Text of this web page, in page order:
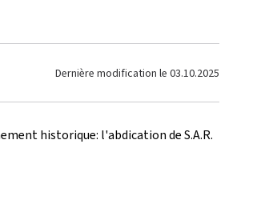
Dernière modification le 03.10.2025
historique: l'abdication de S.A.R.